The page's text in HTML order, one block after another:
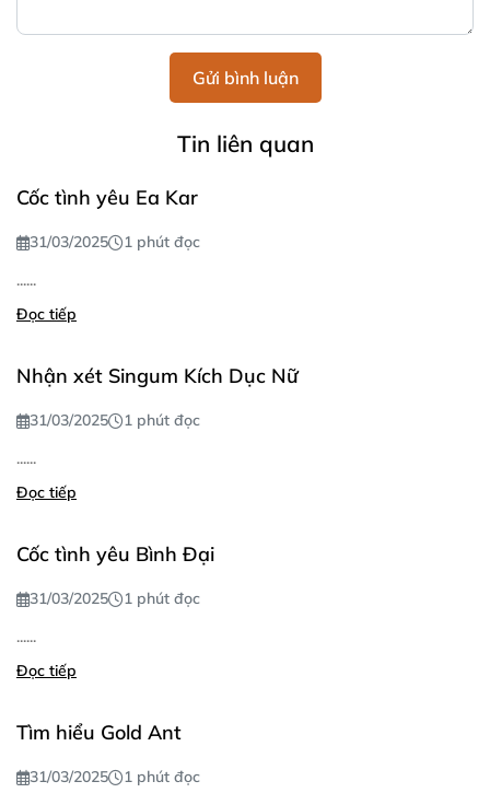
Gửi bình luận
Tin liên quan
Cốc tình yêu Ea Kar
31/03/2025
1 phút đọc
......
Đọc tiếp
Nhận xét Singum Kích Dục Nữ
31/03/2025
1 phút đọc
......
Đọc tiếp
Cốc tình yêu Bình Đại
31/03/2025
1 phút đọc
......
Đọc tiếp
Tìm hiểu Gold Ant
31/03/2025
1 phút đọc